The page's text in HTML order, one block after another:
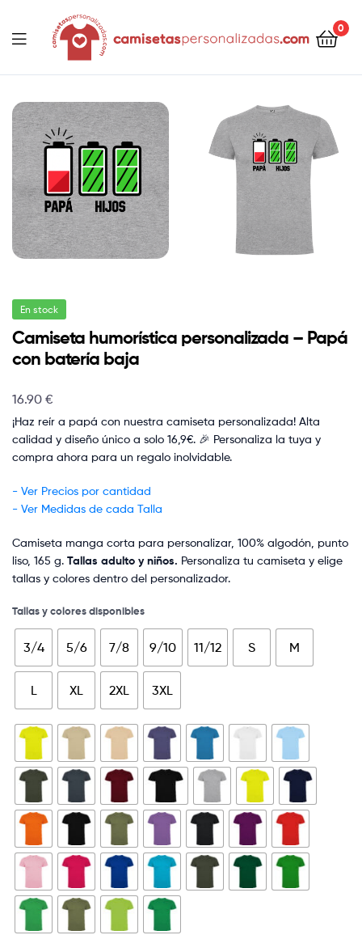
Camisetaspersonalizadas.com
0
En stock
Camiseta humorística personalizada – Papá
con batería baja
16.90 €
¡Haz reír a papá con nuestra camiseta personalizada! Alta
calidad y diseño único a solo 16,9€. 🎉 Personaliza la tuya y
compra ahora para un regalo inolvidable.
- Ver Precios por cantidad
- Ver Medidas de cada Talla
Camiseta manga corta para personalizar, 100% algodón, punto
liso, 165 g. Tallas adulto y niños. Personaliza tu camiseta y elige
tallas y colores dentro del personalizador.
Tallas y colores disponibles
3/4 5/6 7/8 9/10 11/12 S M
L XL 2XL 3XL